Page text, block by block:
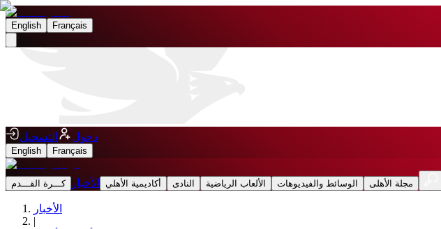
English Français
دخول التسجيل
English Français
كـــرة القـــدم الأخبار أكاديمية الأهلي النادى الألعاب الرياضية الوسائط والفيديوهات مجلة الأهلى
الأخبار
|